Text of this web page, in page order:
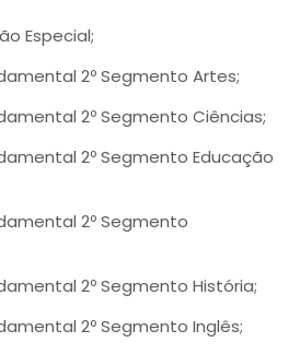
Especial;
2º Segmento Artes;
2º Segmento Ciências;
2º Segmento Educação
2º Segmento
2º Segmento História;
2º Segmento Inglês;